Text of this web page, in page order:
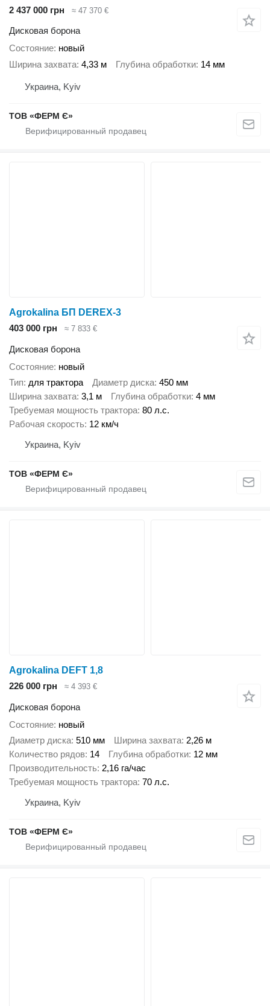
2 437 000 грн
≈ 47 370 €
Дисковая борона
Состояние новый
Ширина захвата 4,33 м Глубина обработки 14 мм
Украина, Kyiv
ТОВ «ФЕРМ Є»
Agrokalina БП DEREX-3
403 000 грн
≈ 7 833 €
Дисковая борона
Состояние новый
Тип для трактора Диаметр диска 450 мм
Ширина захвата 3,1 м Глубина обработки 4 мм
Требуемая мощность трактора 80 л.с.
Рабочая скорость 12 км/ч
Украина, Kyiv
ТОВ «ФЕРМ Є»
Agrokalina DEFT 1,8
226 000 грн
≈ 4 393 €
Дисковая борона
Состояние новый
Диаметр диска 510 мм Ширина захвата 2,26 м
Количество рядов 14 Глубина обработки 12 мм
Производительность 2,16 га/час
Требуемая мощность трактора 70 л.с.
Украина, Kyiv
ТОВ «ФЕРМ Є»